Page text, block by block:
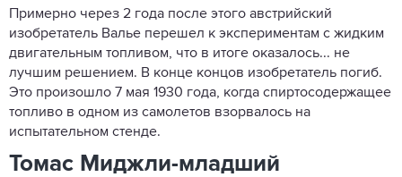
Примерно через 2 года после этого австрийский
изобретатель Валье перешел к экспериментам с жидким
двигательным топливом, что в итоге оказалось... не
лучшим решением. В конце концов изобретатель погиб.
Это произошло 7 мая 1930 года, когда спиртосодержащее
топливо в одном из самолетов взорвалось на
испытательном стенде.
Томас Миджли-младший